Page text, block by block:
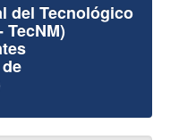
del Tecnológico
TecNM)